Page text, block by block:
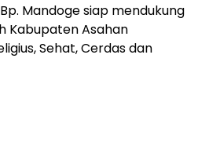
Mandoge siap mendukung
Kabupaten Asahan
Sehat, Cerdas dan